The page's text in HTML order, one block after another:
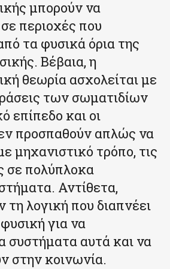
μπορούν να
περιοχές που
τα φυσικά όρια της
Βέβαια, η
θεωρία ασχολείται με
των σωματιδίων
επίπεδο και οι
προσπαθούν απλώς να
μηχανιστικό τρόπο, τις
σε πολύπλοκα
Αντίθετα,
τη λογική που διαπνέει
για να
συστήματα αυτά και να
στην κοινωνία.